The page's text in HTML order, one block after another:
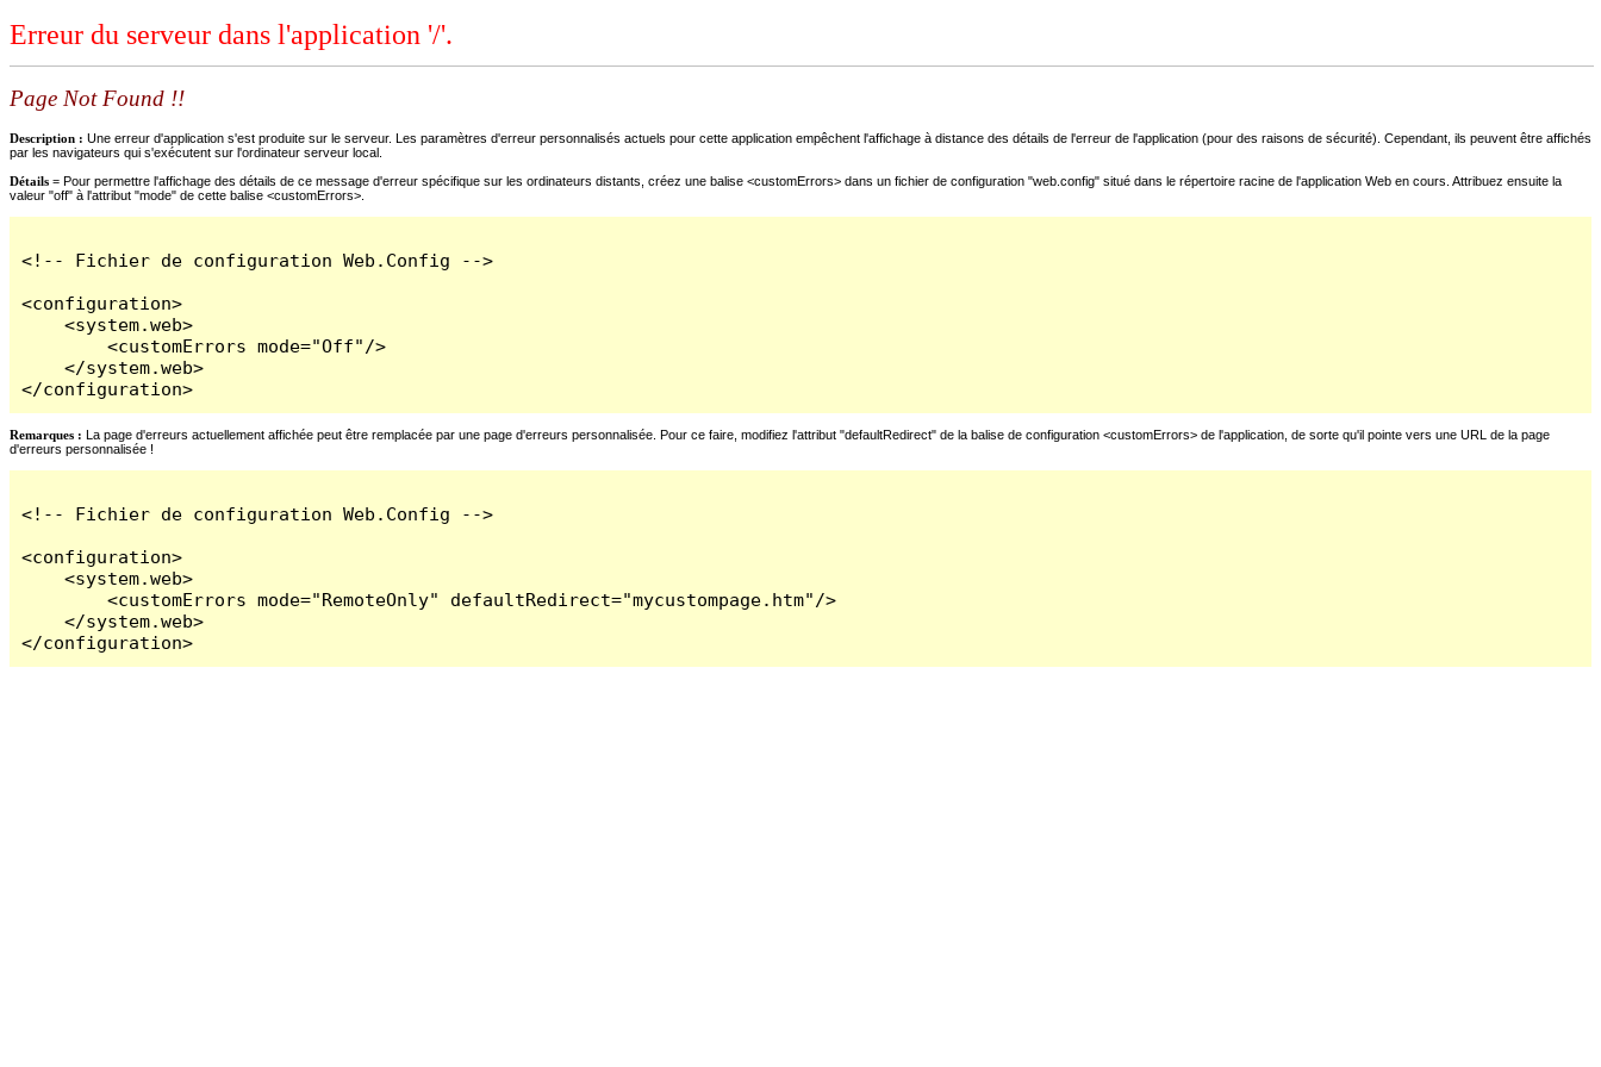
Erreur du serveur dans l'application '/'.
Page Not Found !!
Description : Une erreur d'application s'est produite sur le serveur. Les paramètres d'erreur personnalisés actuels pour cette application empêchent l'affichage à distance des détails de l'erreur de l'application (pour des raisons de sécurité). Cependant, ils peuvent être affichés
par les navigateurs qui s'exécutent sur l'ordinateur serveur local.
Détails = Pour permettre l'affichage des détails de ce message d'erreur spécifique sur les ordinateurs distants, créez une balise <customErrors> dans un fichier de configuration "web.config" situé dans le répertoire racine de l'application Web en cours. Attribuez ensuite la
valeur "off" à l'attribut "mode" de cette balise <customErrors>.
<!-- Fichier de configuration Web.Config -->
<configuration>
    <system.web>
        <customErrors mode="Off"/>
    </system.web>
</configuration>
Remarques : La page d'erreurs actuellement affichée peut être remplacée par une page d'erreurs personnalisée. Pour ce faire, modifiez l'attribut "defaultRedirect" de la balise de configuration <customErrors> de l'application, de sorte qu'il pointe vers une URL de la page
d'erreurs personnalisée !
<!-- Fichier de configuration Web.Config -->
<configuration>
    <system.web>
        <customErrors mode="RemoteOnly" defaultRedirect="mycustompage.htm"/>
    </system.web>
</configuration>